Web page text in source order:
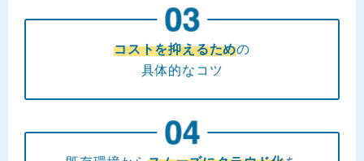
コストを抑えるための
具体的なコツ